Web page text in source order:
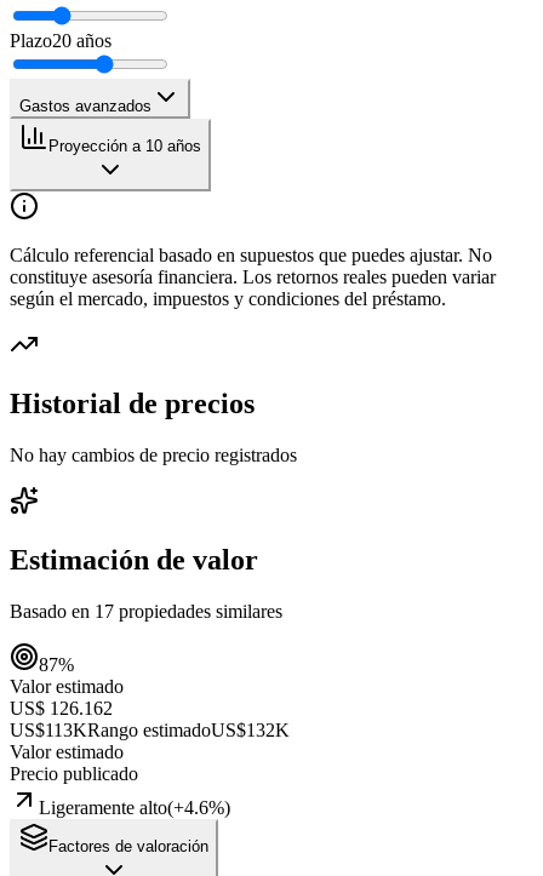
Plazo20 años
Gastos avanzados
Proyección a 10 años
Cálculo referencial basado en supuestos que puedes ajustar. No
constituye asesoría financiera. Los retornos reales pueden variar
según el mercado, impuestos y condiciones del préstamo.
Historial de precios
No hay cambios de precio registrados
Estimación de valor
Basado en 17 propiedades similares
87%
Valor estimado
US$ 126.162
US$113KRango estimadoUS$132K
Valor estimado
Precio publicado
Ligeramente alto(+4.6%)
Factores de valoración